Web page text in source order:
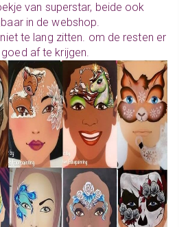
van superstar, beide ook
in de webshop.
te lang zitten. om de resten er
af te krijgen.